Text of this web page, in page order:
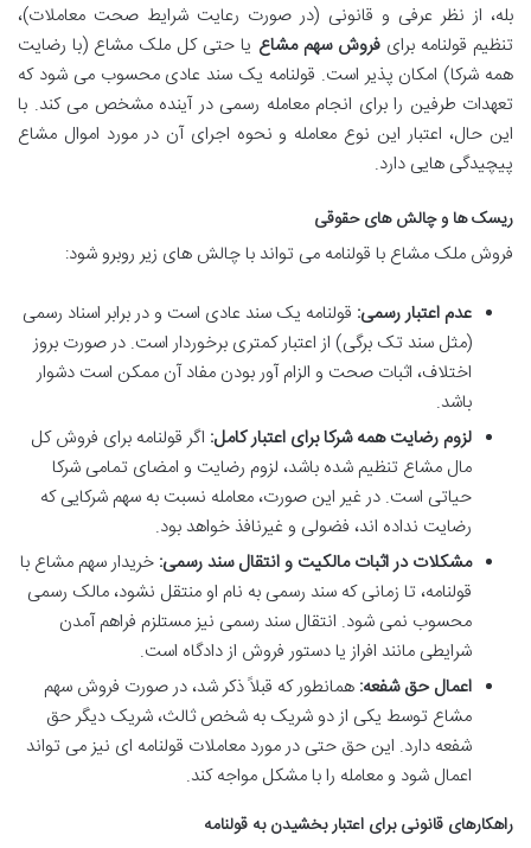
بله، از نظر عرفی و قانونی (در صورت رعایت شرایط صحت معاملات)،
تنظیم قولنامه برایفروش سهم مشاع یا حتی کل ملک مشاع (با رضایت
همه شرکا) امکان پذیر است. قولنامه یک سند عادی محسوب می شود که
تعهدات طرفین را برای انجام معامله رسمی در آینده مشخص می کند. با
این حال، اعتبار این نوع معامله و نحوه اجرای آن در مورد اموال مشاع
پیچیدگی هایی دارد.
ریسک ها و چالش های حقوقی
فروش ملک مشاع با قولنامه می تواند با چالش های زیر روبرو شود:
عدم اعتبار رسمی: قولنامه یک سند عادی است و در برابر اسناد رسمی
(مثل سند تک برگی) از اعتبار کمتری برخوردار است. در صورت بروز
اختلاف، اثبات صحت و الزام آور بودن مفاد آن ممکن است دشوار
باشد.
لزوم رضایت همه شرکا برای اعتبار کامل: اگر قولنامه برای فروش کل
مال مشاع تنظیم شده باشد، لزوم رضایت و امضای تمامی شرکا
حیاتی است. در غیر این صورت، معامله نسبت به سهم شرکایی که
رضایت نداده اند، فضولی و غیرنافذ خواهد بود.
مشکلات در اثبات مالکیت و انتقال سند رسمی: خریدار سهم مشاع با
قولنامه، تا زمانی که سند رسمی به نام او منتقل نشود، مالک رسمی
محسوب نمی شود. انتقال سند رسمی نیز مستلزم فراهم آمدن
شرایطی مانند افراز یا دستور فروش از دادگاه است.
اعمال حق شفعه: همانطور که قبلاً ذکر شد، در صورت فروش سهم
مشاع توسط یکی از دو شریک به شخص ثالث، شریک دیگر حق
شفعه دارد. این حق حتی در مورد معاملات قولنامه ای نیز می تواند
اعمال شود و معامله را با مشکل مواجه کند.
راهکارهای قانونی برای اعتبار بخشیدن به قولنامه